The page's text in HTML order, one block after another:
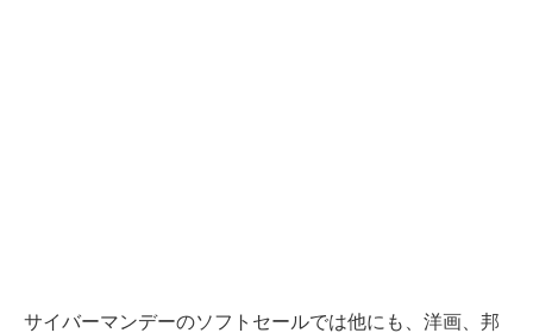
サイバーマンデーのソフトセールでは他にも、洋画、邦